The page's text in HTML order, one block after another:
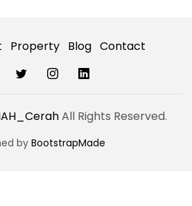
Property Blog Contact
All Rights Reserved.
by BootstrapMade